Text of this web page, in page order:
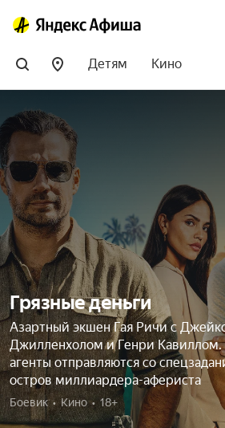
Детям Кино
Грязные деньги
Азартный экшен Гая Ричи с
Джилленхолом и Генри
агенты отправляются со
остров миллиардера-афериста
Боевик  •  Кино  •  18+